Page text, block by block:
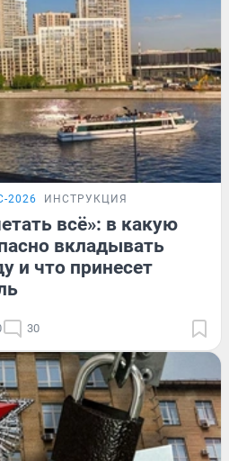
2026 ИНСТРУКЦИЯ
всё»: в какую
вкладывать
и что принесет
30